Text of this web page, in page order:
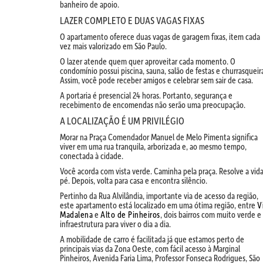
banheiro de apoio.
LAZER COMPLETO E DUAS VAGAS FIXAS
O apartamento oferece duas vagas de garagem fixas, item cada
vez mais valorizado em São Paulo.
O lazer atende quem quer aproveitar cada momento. O
condomínio possui piscina, sauna, salão de festas e
Assim, você pode receber amigos e celebrar sem sair de casa.
A portaria é presencial 24 horas. Portanto, segurança e
recebimento de encomendas não serão uma preocupação.
A LOCALIZAÇÃO É UM PRIVILÉGIO
Morar na Praça Comendador Manuel de Melo Pimenta significa
viver em uma rua tranquila, arborizada e, ao mesmo tempo,
conectada à cidade.
Você acorda com vista verde. Caminha pela praça. Resolve a
pé. Depois, volta para casa e encontra silêncio.
Pertinho da Rua Alvilândia, importante via de acesso da região,
este apartamento está localizado em uma ótima região, entre
Madalenae Alto de Pinheiros, dois bairros com muito verde e
infraestrutura para viver o dia a dia.
A mobilidade de carro é facilitada já que estamos perto de
principais vias da Zona Oeste, com fácil acesso à Marginal
Pinheiros, Avenida Faria Lima, Professor Fonseca Rodrigues, São